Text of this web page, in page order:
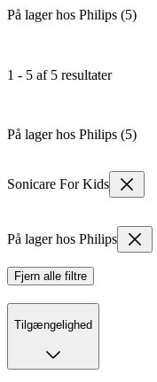
På lager hos Philips (5)
1 - 5 af 5 resultater
På lager hos Philips (5)
Sonicare For Kids
På lager hos Philips
Fjern alle filtre
Tilgængelighed